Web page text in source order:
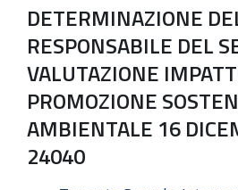
DETERMINAZIONE
RESPONSABILE DEL
VALUTAZIONE
PROMOZIONE
AMBIENTALE 16
24040